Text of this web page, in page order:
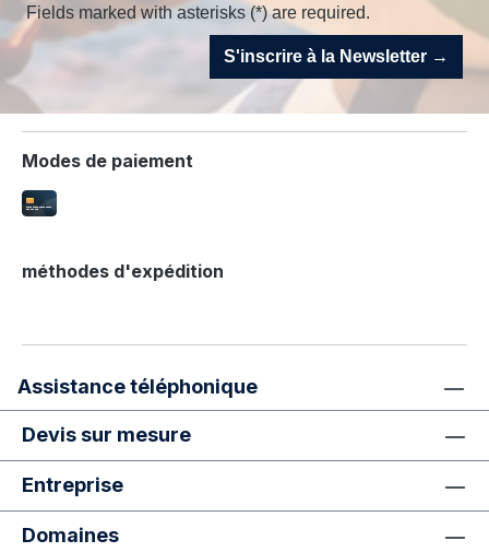
Fields marked with asterisks (*) are required.
S'inscrire à la Newsletter →
Modes de paiement
méthodes d'expédition
Assistance téléphonique
Devis sur mesure
Entreprise
Domaines